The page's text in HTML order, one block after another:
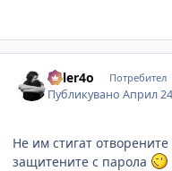
killer4o Потребител
ПубликуваноАприл
Не им стигат
защитените с парола